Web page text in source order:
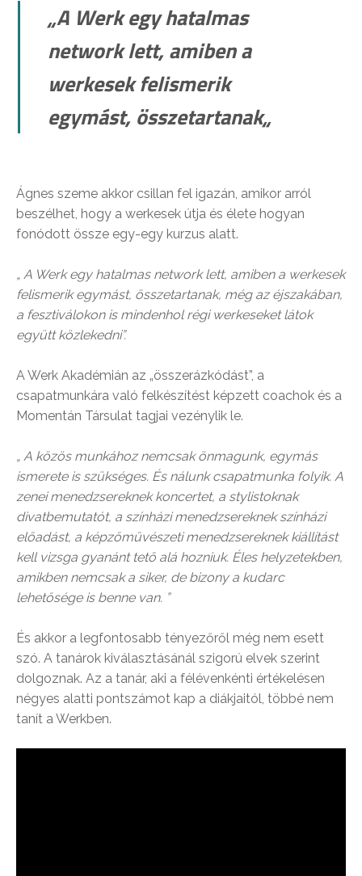
„A Werk egy hatalmas
network lett, amiben a
werkesek felismerik
egymást, összetartanak„
Ágnes szeme akkor csillan fel igazán, amikor arról
beszélhet, hogy a werkesek útja és élete hogyan
fonódott össze egy-egy kurzus alatt.
„ A Werk egy hatalmas network lett, amiben a werkesek
felismerik egymást, összetartanak, még az éjszakában,
a fesztiválokon is mindenhol régi werkeseket látok
együtt közlekedni”.
A Werk Akadémián az „összerázkódást”, a
csapatmunkára való felkészítést képzett coachok és a
Momentán Társulat tagjai vezénylik le.
„ A közös munkához nemcsak önmagunk, egymás
ismerete is szükséges. És nálunk csapatmunka folyik. A
zenei menedzsereknek koncertet, a stylistoknak
divatbemutatót, a színházi menedzsereknek színházi
előadást, a képzőművészeti menedzsereknek kiállítást
kell vizsga gyanánt tető alá hozniuk. Éles helyzetekben,
amikben nemcsak a siker, de bizony a kudarc
lehetősége is benne van. ”
És akkor a legfontosabb tényezőről még nem esett
szó. A tanárok kiválasztásánál szigorú elvek szerint
dolgoznak. Az a tanár, aki a félévenkénti értékelésen
négyes alatti pontszámot kap a diákjaitól, többé nem
tanít a Werkben.